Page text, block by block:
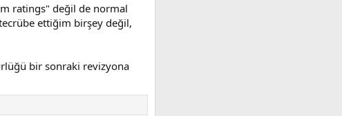
ratings" değil de normal
ettiğim birşey değil,
bir sonraki revizyona